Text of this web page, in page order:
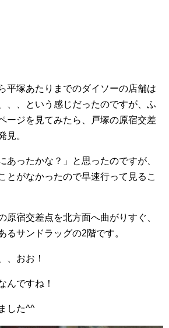
平塚あたりまでのダイソーの店舗は
、、という感じだったのですが、ふ
ージを見てみたら、戸塚の原宿交差
見。
あったかな？」と思ったのですが、
とがなかったので早速行って見るこ
原宿交差点を北方面へ曲がりすぐ、
るサンドラッグの2階です。
、おお！
んですね！
した^^